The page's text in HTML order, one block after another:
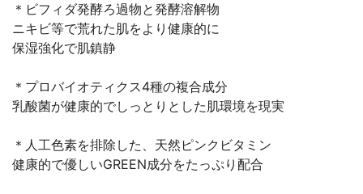
＊ビフィダ発酵ろ過物と発酵溶解物
ニキビ等で荒れた肌をより健康的に
保湿強化で肌鎮静
＊プロバイオティクス4種の複合成分
乳酸菌が健康的でしっとりとした肌環境を現実
＊人工色素を排除した、天然ピンクビタミン
健康的で優しいGREEN成分をたっぷり配合